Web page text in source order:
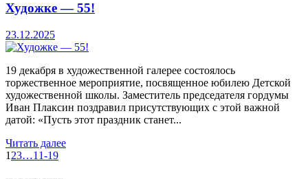
Художке — 55!
23.12.2025
19 декабря в художественной галерее состоялось
торжественное мероприятие, посвященное юбилею Детской
художественной школы. Заместитель председателя гордумы
Иван Плаксин поздравил присутствующих с этой важной
датой: «Пусть этот праздник станет...
Читать далее
1 23…11-19